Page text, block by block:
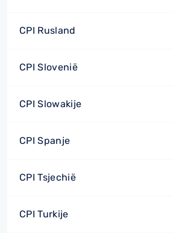
CPI Rusland
CPI Slovenië
CPI Slowakije
CPI Spanje
CPI Tsjechië
CPI Turkije